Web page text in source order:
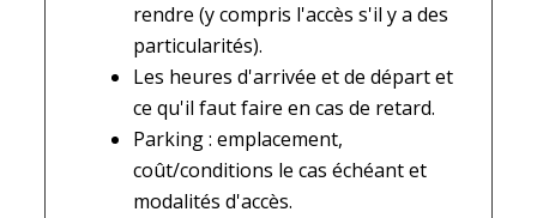
rendre (y compris l'accès s'il y a des
particularités).
Les heures d'arrivée et de départ et
ce qu'il faut faire en cas de retard.
Parking : emplacement,
coût/conditions le cas échéant et
modalités d'accès.